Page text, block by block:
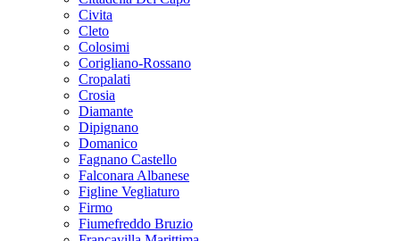
Civita
Cleto
Colosimi
Corigliano-Rossano
Cropalati
Crosia
Diamante
Dipignano
Domanico
Fagnano Castello
Falconara Albanese
Figline Vegliaturo
Firmo
Fiumefreddo Bruzio